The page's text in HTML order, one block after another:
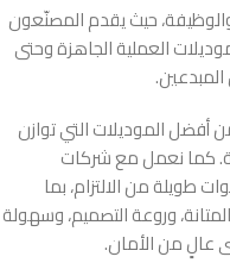
حيث يقدم المصنّعون
العملية الجاهزة وحتى
أفضل الموديلات التي توازن
كما نعمل مع شركات
طويلة من الالتزام، بما
وروعة التصميم، وسهولة
عالٍ من الأمان.